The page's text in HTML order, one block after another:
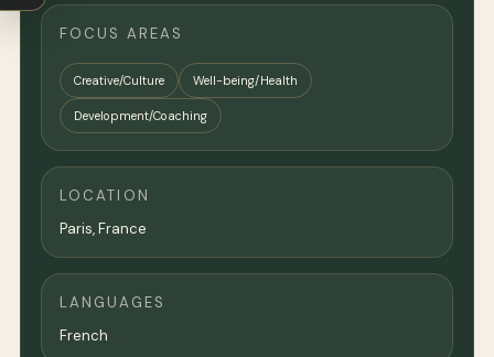
FOCUS AREAS
Creative/Culture Well-being/Health
Development/Coaching
LOCATION
Paris,France
LANGUAGES
French